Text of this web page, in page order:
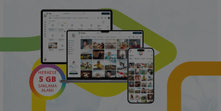
HERKESE
5 GB
SAKLAMA
ALANI